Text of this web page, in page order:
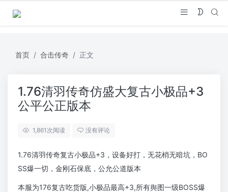
首页 合击传奇 正文
1.76清羽传奇仿盛大复古小极品+3
公平公正版本
1,861 次阅读 没有评论
1.76清羽传奇复古小极品+3，设备好打，无花梢无暗坑，BO
SS爆一切，金刚石保底，公允公道版本
本服为176复古吃货版,小极品最高+3,所有舆图一级BOSS爆